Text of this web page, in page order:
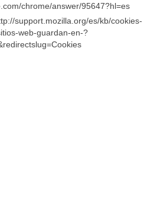
chrome/answer/95647?hl=es
es/kb/cookies-
web-guardan-en-?